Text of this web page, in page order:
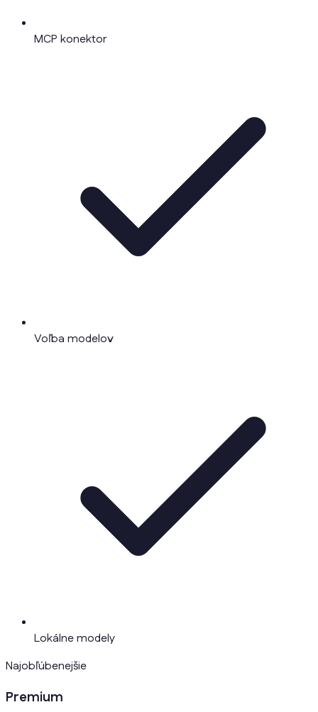
MCP konektor
Voľba modelov
Lokálne modely
Najobľúbenejšie
Premium